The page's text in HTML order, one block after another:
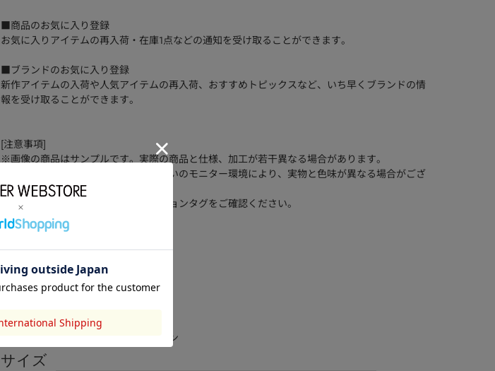
■商品のお気に入り登録
お気に入りアイテムの再入荷・在庫1点などの通知を受け取ることができます。
■ブランドのお気に入り登録
新作アイテムの入荷や人気アイテムの再入荷、おすすめトピックスなど、いち早くブランドの情
報を受け取ることができます。
[注意事項]
※画像の商品はサンプルです。実際の商品と仕様、加工が若干異なる場合があります。
※画像の商品は光の照射や角度、お使いのモニター環境により、実物と色味が異なる場合がござ
います。
※着用、お取り扱いの際は、アテンションタグをご確認ください。
品番 010IA356-8291
亜鉛合金、アクリル樹脂、チタン
サイズ